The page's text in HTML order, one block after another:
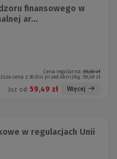
finansowego w
ar...
Cena regularna: 85,00 zł
cena z 30 dni przed obniżką: 59,49 zł
Już od: 59,49 zł Więcej
w regulacjach Unii